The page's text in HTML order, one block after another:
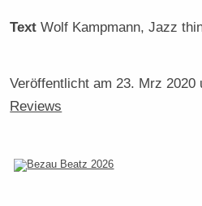
Text Wolf Kampmann, Jazz
Veröffentlicht am 23. Mrz 2020
Reviews